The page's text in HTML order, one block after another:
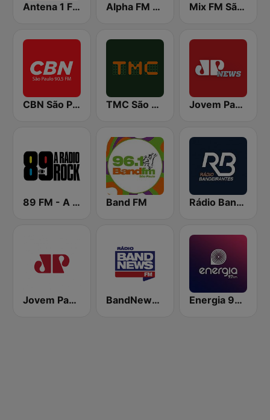
Antena 1 FM Alpha FM 101.7 Mix FM São Paulo
CBN São Paulo TMC São Paulo Jovem Pan News
89 FM - A Rádio Rock Band FM Rádio Bandeirantes
Jovem Pan AM BandNews FM - 96.9 SP Energia 97 FM